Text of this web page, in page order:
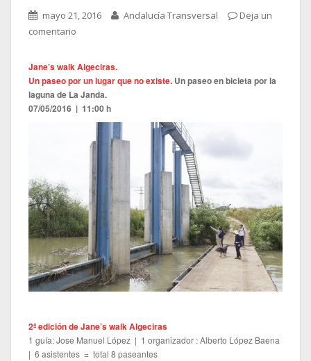
mayo 21, 2016 Andalucía Transversal
Deja un
comentario
Jane’s walk Algeciras.
Un paseo por un lugar que no existe. Un paseo en bicleta por la
laguna de La Janda.
07/05/2016 | 11:00 h
2ª edición de Jane’s walk Algeciras
1 guía: Jose Manuel López | 1 organizador : Alberto López Baena
| 6 asistentes = total 8 paseantes